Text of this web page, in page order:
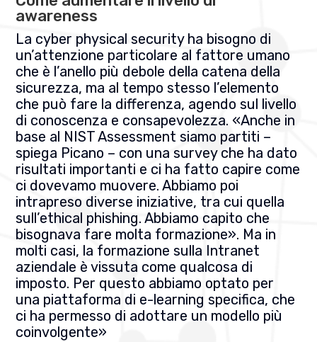
awareness
La cyber physical security ha bisogno di
un’attenzione particolare al fattore umano
che è l’anello più debole della catena della
sicurezza, ma al tempo stesso l’elemento
che può fare la differenza, agendo sul livello
di conoscenza e consapevolezza. «Anche in
base al NIST Assessment siamo partiti –
spiega Picano – con una survey che ha dato
risultati importanti e ci ha fatto capire come
ci dovevamo muovere. Abbiamo poi
intrapreso diverse iniziative, tra cui quella
sull’ethical phishing. Abbiamo capito che
bisognava fare molta formazione». Ma in
molti casi, la formazione sulla Intranet
aziendale è vissuta come qualcosa di
imposto. Per questo abbiamo optato per
una piattaforma di e-learning specifica, che
ci ha permesso di adottare un modello più
coinvolgente»